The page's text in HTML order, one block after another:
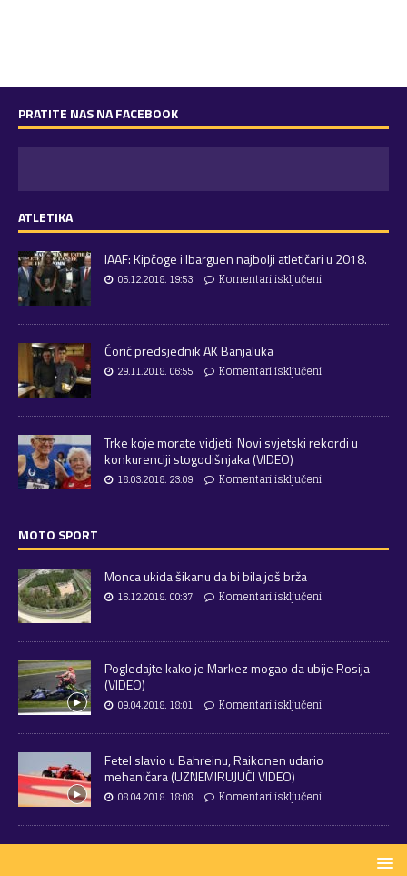
PRATITE NAS NA FACEBOOK
ATLETIKA
IAAF: Kipčoge i Ibarguen najbolji atletičari u 2018.
06.12.2018. 19:53 Komentari isključeni
Ćorić predsjednik AK Banjaluka
29.11.2018. 06:55 Komentari isključeni
Trke koje morate vidjeti: Novi svjetski rekordi u
konkurenciji stogodišnjaka (VIDEO)
18.03.2018. 23:09 Komentari isključeni
MOTO SPORT
Monca ukida šikanu da bi bila još brža
16.12.2018. 00:37 Komentari isključeni
Pogledajte kako je Markez mogao da ubije Rosija
(VIDEO)
09.04.2018. 18:01 Komentari isključeni
Fetel slavio u Bahreinu, Raikonen udario
mehaničara (UZNEMIRUJUĆI VIDEO)
08.04.2018. 18:08 Komentari isključeni